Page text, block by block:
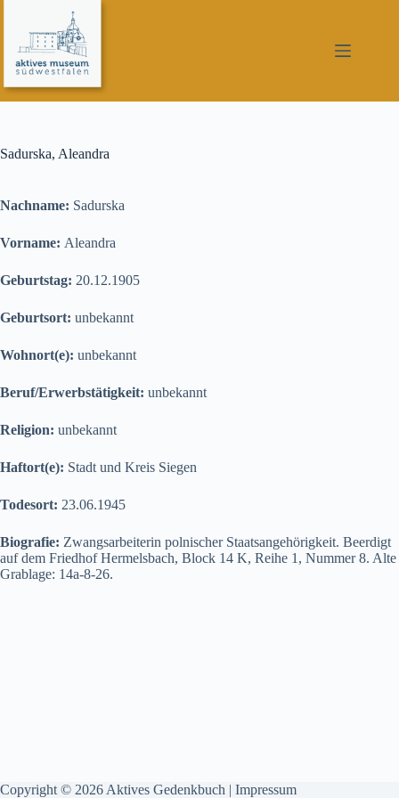
springen
Sadurska, Aleandra
Nachname: Sadurska
Vorname: Aleandra
Geburtstag: 20.12.1905
Geburtsort: unbekannt
Wohnort(e): unbekannt
Beruf/Erwerbstätigkeit: unbekannt
Religion: unbekannt
Haftort(e): Stadt und Kreis Siegen
Todesort: 23.06.1945
Biografie: Zwangsarbeiterin polnischer Staatsangehörigkeit. Beerdigt
auf dem Friedhof Hermelsbach, Block 14 K, Reihe 1, Nummer 8. Alte
Grablage: 14a-8-26.
Copyright © 2026 Aktives Gedenkbuch | Impressum